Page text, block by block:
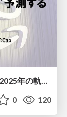
[JAWS-UG 横浜支部 #89]CloudWatch 2025年の軌跡から”勝手に”予測する「運用の未来」
0 120